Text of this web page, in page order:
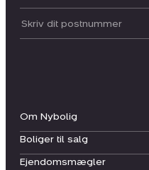
Om Nybolig
Boliger til salg
Ejendomsmægler
Postnummer